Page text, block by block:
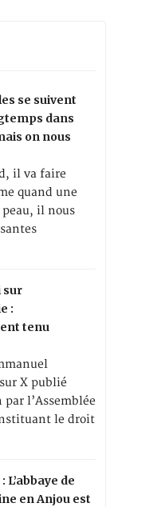
se suivent
dans
on nous
il va faire
quand une
peau, il nous
sur
:
tenu
X publié
l’Assemblée
le droit
L’abbaye de
en Anjou est